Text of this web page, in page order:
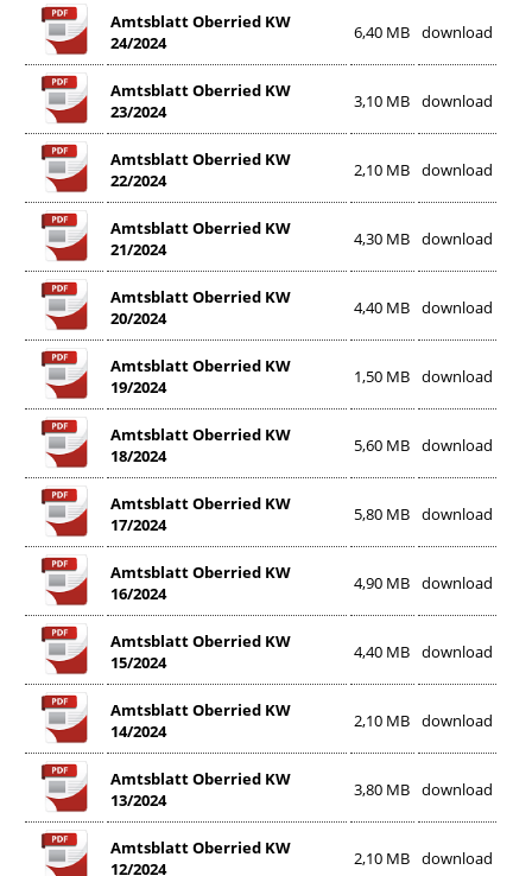
Amtsblatt Oberried KW
24/2024
6,40 MB download
Amtsblatt Oberried KW
23/2024
3,10 MB download
Amtsblatt Oberried KW
22/2024
2,10 MB download
Amtsblatt Oberried KW
21/2024
4,30 MB download
Amtsblatt Oberried KW
20/2024
4,40 MB download
Amtsblatt Oberried KW
19/2024
1,50 MB download
Amtsblatt Oberried KW
18/2024
5,60 MB download
Amtsblatt Oberried KW
17/2024
5,80 MB download
Amtsblatt Oberried KW
16/2024
4,90 MB download
Amtsblatt Oberried KW
15/2024
4,40 MB download
Amtsblatt Oberried KW
14/2024
2,10 MB download
Amtsblatt Oberried KW
13/2024
3,80 MB download
Amtsblatt Oberried KW
12/2024
2,10 MB download